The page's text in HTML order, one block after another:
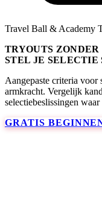
Travel Ball & Academy
TRYOUTS
STEL JE
Aangepaste criteria voor
armkracht. Vergelijk
selectiebeslissingen
GRATIS